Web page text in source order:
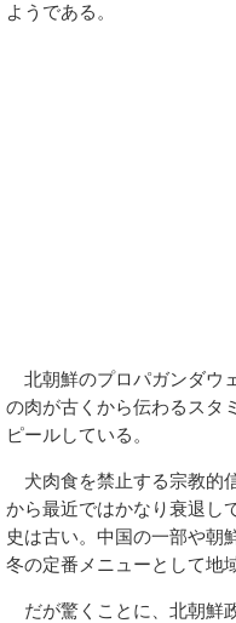
ようである。
北朝鮮のプロパガンダウ
の肉が古くから伝わるスタ
ピールしている。
犬肉食を禁止する宗教的
から最近ではかなり衰退し
史は古い。中国の一部や朝
冬の定番メニューとして地
だが驚くことに、北朝鮮